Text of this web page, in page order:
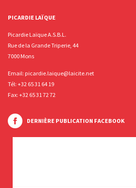
PICARDIE LAÏQUE
Picardie Laïque A.S.B.L.
Rue de la Grande Triperie, 44
7000 Mons
Email: picardie.laique@laicite.net
Tél: +32 65 31 64 19
Fax: +32 65 31 72 72
DERNIÈRE PUBLICATION FACEBOOK